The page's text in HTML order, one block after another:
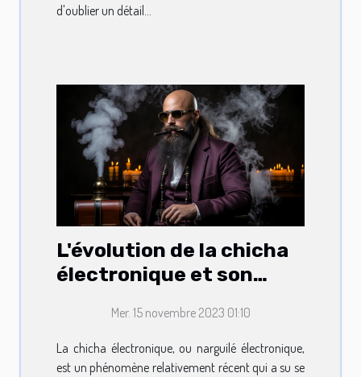
d'oublier un détail...
L'évolution de la chicha
électronique et son
marché du vapotage
Mer. 15 novembre 2023 01:10
La chicha électronique, ou narguilé électronique,
est un phénomène relativement récent qui a su se